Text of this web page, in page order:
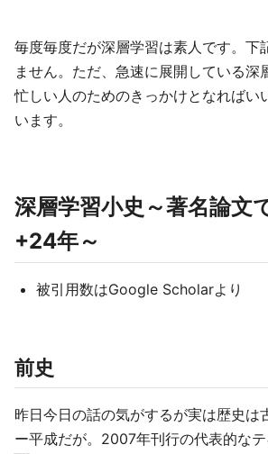
毎度毎度だが深層学習は素人です。下
ません。ただ、急速に展開している深
忙しい人のためのきっかけとなればい
います。
深層学習小史～著名論文
+24年～
被引用数はGoogle Scholarより
前史
昨日今日の話の気がするが実は歴史は
ー平成だが。2007年刊行の代表的なテ